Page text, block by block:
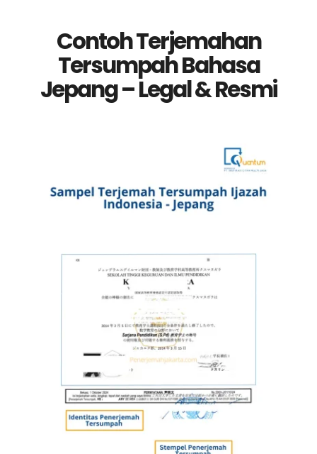
Contoh Terjemahan
Tersumpah Bahasa
Jepang – Legal & Resmi